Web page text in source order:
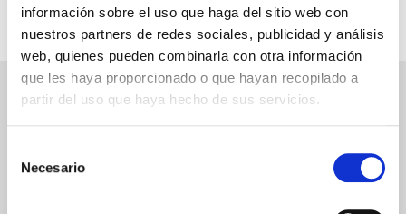
información sobre el uso que haga del sitio web con
nuestros partners de redes sociales, publicidad y análisis
web, quienes pueden combinarla con otra información
que les haya proporcionado o que hayan recopilado a
partir del uso que haya hecho de sus servicios.
Necesario
NEWSLETTER